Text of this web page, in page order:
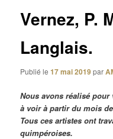
Vernez, P.
Langlais.
Publié le17 mai 2019par
Nous avons réalisé
à voir à partir du mois
Tous ces artistes ont
quimpéroises.